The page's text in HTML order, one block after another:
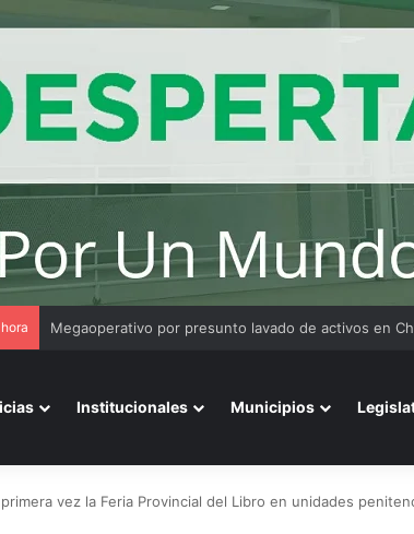
Institucionales Municipios
vez la Feria Provincial del Libro en unidades